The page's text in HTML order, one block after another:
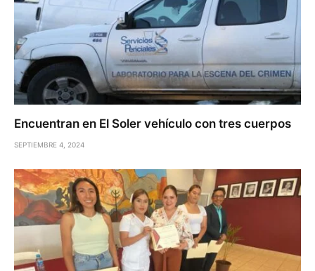
Encuentran en El Soler vehículo con tres cuerpos
SEPTIEMBRE 4, 2024